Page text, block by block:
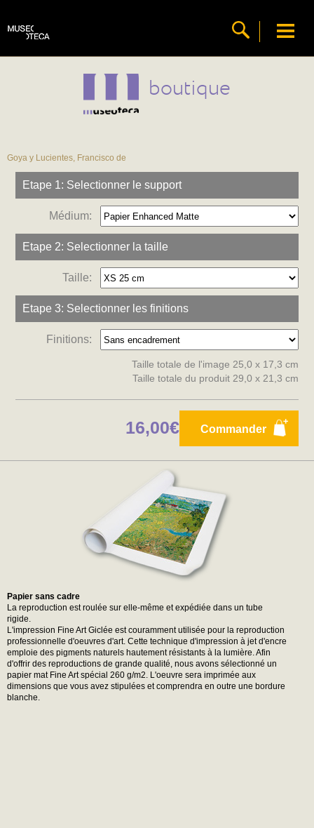
boutique
Goya y Lucientes, Francisco de
Etape 1: Selectionner le support
Médium:
Etape 2: Selectionner la taille
Taille:
Etape 3: Selectionner les finitions
Finitions:
Taille totale de l'image 25,0 x 17,3 cm
Taille totale du produit 29,0 x 21,3 cm
Commander
16,00€
Papier sans cadre
La reproduction est roulée sur elle-même et expédiée dans un tube
rigide.
L'impression Fine Art Giclée est couramment utilisée pour la reproduction
professionnelle d'oeuvres d'art. Cette technique d'impression à jet d'encre
emploie des pigments naturels hautement résistants à la lumière. Afin
d'offrir des reproductions de grande qualité, nous avons sélectionné un
papier mat Fine Art spécial 260 g/m2. L'oeuvre sera imprimée aux
dimensions que vous avez stipulées et comprendra en outre une bordure
blanche.